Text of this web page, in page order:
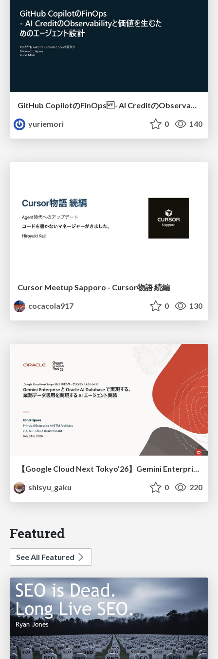
GitHub CopilotのFinOps - AI CreditのObservabilityと価値を生むためのエージェント設計
yuriemori
0 140
Cursor Meetup Sapporo - Cursor物語 続編
cocacola917
0 130
【Google Cloud Next Tokyo'26】Gemini Enterprise と Oracle AI Database で実現する、 業務データ活用を実現する AI エージェント実装
shisyu_gaku
0 220
Featured
See All Featured